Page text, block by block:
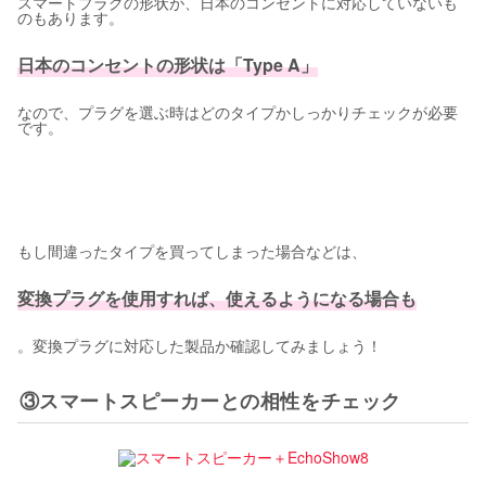
のもあります。
日本のコンセントの形状は「Type A」
なので、プラグを選ぶ時はどのタイプかしっかりチェックが必要
です。
もし間違ったタイプを買ってしまった場合などは、
変換プラグを使用すれば、使えるようになる場合も
。変換プラグに対応した製品か確認してみましょう！
③スマートスピーカーとの相性をチェック